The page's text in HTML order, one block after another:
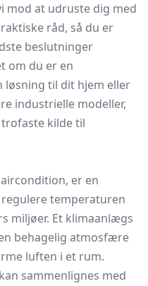
mod at udruste dig med
råd, så du er
beslutninger
om du er en
løsning til dit hjem eller
industrielle modeller,
kilde til
er en
temperaturen
miljøer. Et klimaanlægs
behagelig atmosfære
luften i et rum.
sammenlignes med